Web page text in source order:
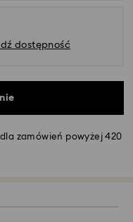
dostępność
zamówień powyżej 420